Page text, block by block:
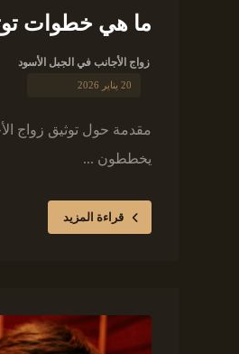
ما هي خطوات
زواج الأجانب في الجبل الأسود
20 يناير 2026
مقدمة حول توثيق زواج
يخططون ...
قراءة المزيد